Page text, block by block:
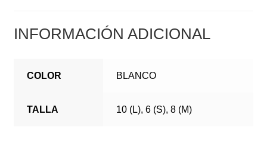
INFORMACIÓN ADICIONAL
COLOR BLANCO
TALLA 10 (L), 6 (S), 8 (M)